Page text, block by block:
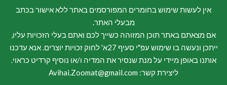
אין לעשות שימוש בחומרים המפורסמים באתר ללא אישור בכתב
מבעלי האתר.
אם מצאתם באתר תוכן המזוהה כשייך לכם ואתם בעלי הזכויות עליו,
ייתכן ונעשה בו שימוש עפ"י סעיף 27א' לחוק זכויות יוצרים. אנא עדכנו
אותנו באופן מיידי על מנת שנסיר את המדיה ו/או נוסיף קרדיט כראוי.
ליצירת קשר: Avihai.Zoomat@gmail.com